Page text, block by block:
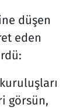
düşen
eden
görsün,